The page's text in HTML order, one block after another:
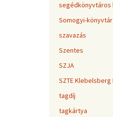
segédkönyvtáros
Somogyi-könyvtár
szavazás
Szentes
SZJA
SZTE
tagdíj
tagkártya